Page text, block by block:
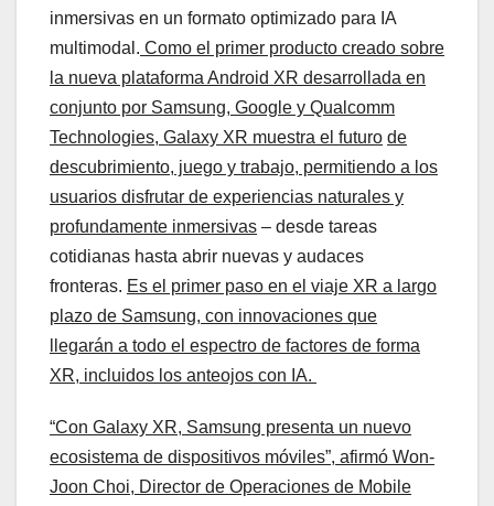
inmersivas en un formato optimizado para IA
multimodal. Como el primer producto creado sobre
la nueva plataforma Android XR desarrollada en
conjunto por Samsung, Google y Qualcomm
Technologies, Galaxy XR muestra el futuro de
descubrimiento, juego y trabajo, permitiendo a los
usuarios disfrutar de experiencias naturales y
profundamente inmersivas – desde tareas
cotidianas hasta abrir nuevas y audaces
fronteras. Es el primer paso en el viaje XR a largo
plazo de Samsung, con innovaciones que
llegarán a todo el espectro de factores de forma
XR, incluidos los anteojos con IA.
“Con Galaxy XR, Samsung presenta un nuevo
ecosistema de dispositivos móviles”, afirmó Won-
Joon Choi, Director de Operaciones de Mobile